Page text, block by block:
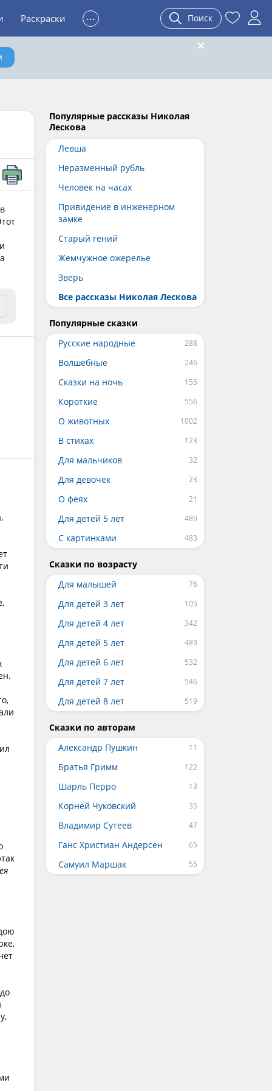
Раскраски ... Поиск
Популярные рассказы Николая
Лескова
Левша
Неразменный рубль
Человек на часах
Привидение в инженерном
замке
Старый гений
Жемчужное ожерелье
Зверь
Все рассказы Николая Лескова
Популярные сказки
Русские народные
Волшебные
Сказки на ночь
Короткие
О животных
В стихах
Для мальчиков
Для девочек
О феях
Для детей 5 лет
С картинками
Сказки по возрасту
Для малышей
Для детей 3 лет
Для детей 4 лет
Для детей 5 лет
Для детей 6 лет
Для детей 7 лет
Для детей 8 лет
Сказки по авторам
Александр Пушкин
Братья Гримм
Шарль Перро
Корней Чуковский
Владимир Сутеев
Ганс Христиан Андерсен
Самуил Маршак